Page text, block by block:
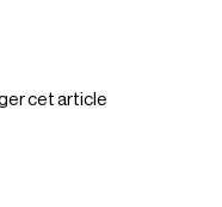
cet article